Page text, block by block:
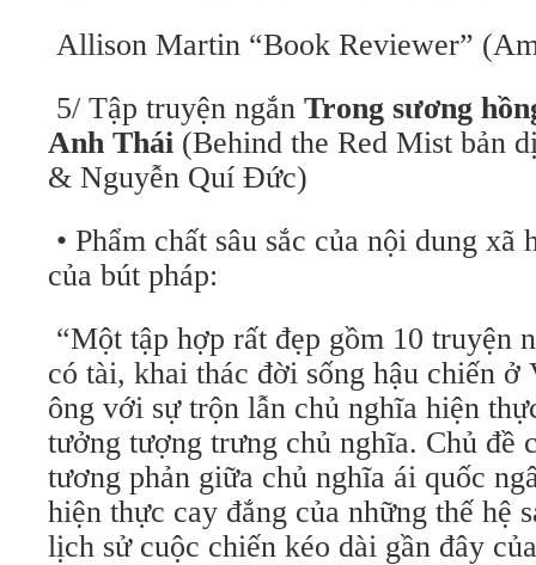
Allison Martin “Book Reviewer”
5/ Tập truyện ngắn Trong sương
Anh Thái (Behind the Red Mist bản
& Nguyễn Quí Đức)
• Phẩm chất sâu sắc của nội dung
của bút pháp:
“Một tập hợp rất đẹp gồm 10 truyện
có tài, khai thác đời sống hậu chiến ở
ông với sự trộn lẫn chủ nghĩa hiện
tưởng tượng trưng chủ nghĩa. Chủ đề
tương phản giữa chủ nghĩa ái quốc
hiện thực cay đắng của những thế hệ
lịch sử cuộc chiến kéo dài gần đây